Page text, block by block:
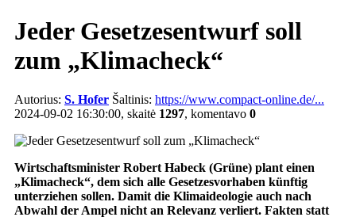
Jeder Gesetzesentwurf soll
zum „Klimacheck“
Autorius: S. Hofer Šaltinis: https://www.compact-online.de/...
2024-09-02 16:30:00, skaitė 1297, komentavo 0
Wirtschaftsminister Robert Habeck (Grüne) plant einen
„Klimacheck“, dem sich alle Gesetzesvorhaben künftig
unterziehen sollen. Damit die Klimaideologie auch nach
Abwahl der Ampel nicht an Relevanz verliert. Fakten statt